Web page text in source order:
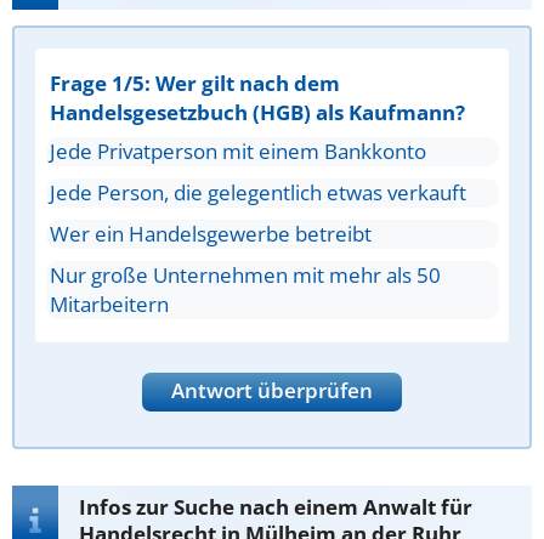
Frage 1/5: Wer gilt nach dem
Handelsgesetzbuch (HGB) als Kaufmann?
Jede Privatperson mit einem Bankkonto
Jede Person, die gelegentlich etwas verkauft
Wer ein Handelsgewerbe betreibt
Nur große Unternehmen mit mehr als 50
Mitarbeitern
Antwort überprüfen
Infos zur Suche nach einem Anwalt für